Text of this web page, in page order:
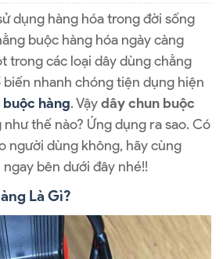
dụng hàng hóa trong đời sống
buộc hàng hóa ngày càng
trong các loại dây dùng chằng
nhanh chóng tiện dụng hiện
hàng. Vậydây chun buộc
thế nào? Ứng dụng ra sao. Có
người dùng không, hãy cùng
bên dưới đây nhé!!
Là Gì?